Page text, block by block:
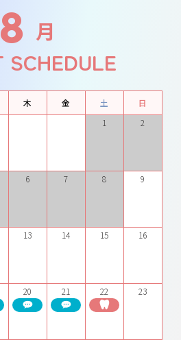
8 月
SCHEDULE
木 金 土
日
1
2
6 7 8 9
13 14 15 16
20 21 22 23